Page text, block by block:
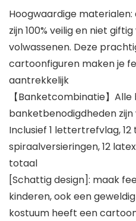
Hoogwaardige
zijn 100% veilig en niet
volwassenen. Deze
cartoonfiguren maken je
aantrekkelijk
【Banketcombinatie】
banketbenodigdheden
Inclusief 1 lettertrefvlag,
spiraalversieringen, 12
totaal
[Schattig design]: maak
kinderen, ook een
kostuum heeft een